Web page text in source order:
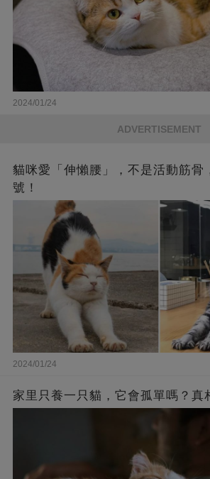
2024/01/24
ADVERTISEMENT
貓咪愛「伸懶腰」，不是活動筋骨
號！
2024/01/24
家里只養一只貓，它會孤單嗎？真